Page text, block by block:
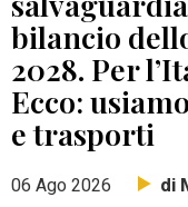
bilancio
2028. Per
Ecco:
e trasporti
06 Ago 2026 di